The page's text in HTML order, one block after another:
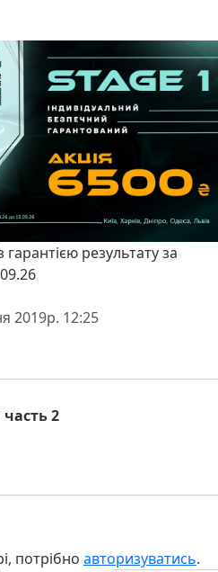
гарантією результату за
2019р. 12:25
2
потрібно авторизуватись.